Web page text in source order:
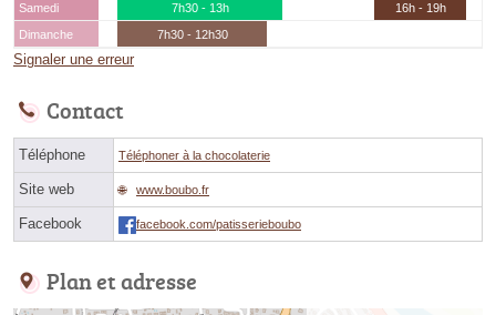
Samedi
7h30 - 13h
16h - 19h
Dimanche
7h30 - 12h30
Signaler une erreur
Contact
Téléphone Téléphoner à la chocolaterie
Site web www.boubo.fr
Facebook facebook.com/patisserieboubo
Plan et adresse